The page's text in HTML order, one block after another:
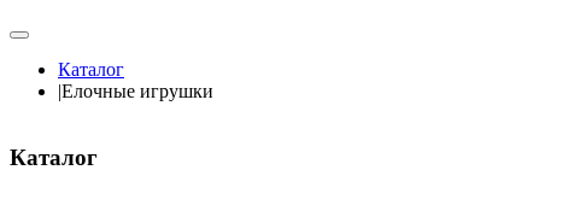
Каталог
|Елочные игрушки
Каталог